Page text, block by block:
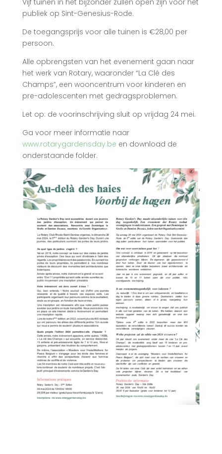
publiek op Sint-Genesius-Rode.
De toegangsprijs voor alle tuinen is €28,00 per
persoon.
Alle opbrengsten van het evenement gaan naar
het werk van Rotary, waaronder “La Clé des
Champs”, een wooncentrum voor kinderen en
pre-adolescenten met gedragsproblemen.
Let op: de voorinschrijving sluit op vrijdag 24 mei.
Ga voor meer informatie naar
www.rotarygardensday.be en download de
onderstaande folder.